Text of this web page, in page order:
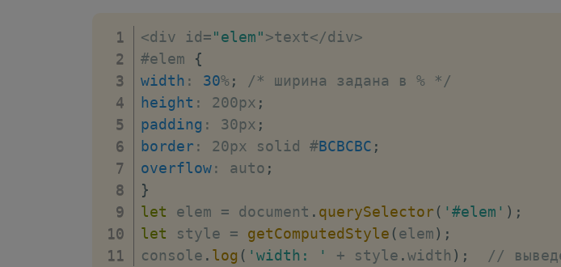
<div id="elem">text</div>
#elem {
width : 30%;
/* ширина задана в % */
height : 200px ;
padding : 30px ;
border : 20px solid #BCBCBC ;
overflow: auto ;
}
let elem = document . querySelector ( '#elem' ) ;
let style = getComputedStyle (elem) ;
console . log ( 'width: ' + style .width ) ; //